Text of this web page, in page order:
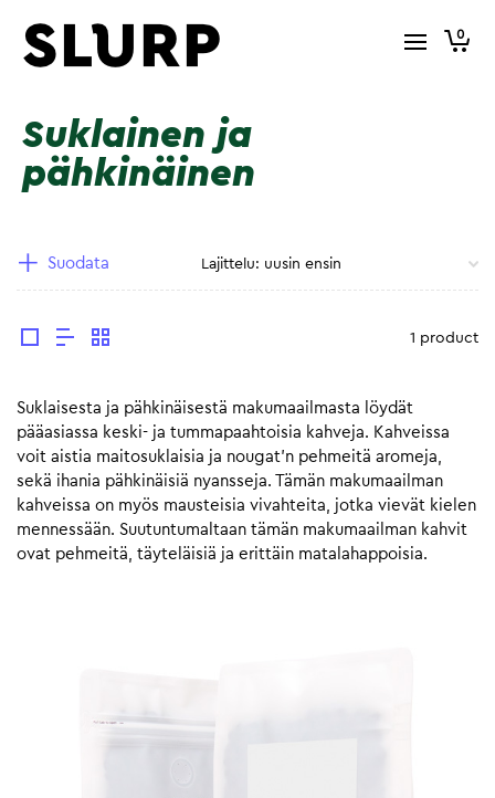
0
Suklainen ja
pähkinäinen
Suodata
1 product
Suklaisesta ja pähkinäisestä makumaailmasta löydät
pääasiassa keski- ja tummapaahtoisia kahveja. Kahveissa
voit aistia maitosuklaisia ja nougat’n pehmeitä aromeja,
sekä ihania pähkinäisiä nyansseja. Tämän makumaailman
kahveissa on myös mausteisia vivahteita, jotka vievät kielen
mennessään. Suutuntumaltaan tämän makumaailman kahvit
ovat pehmeitä, täyteläisiä ja erittäin matalahappoisia.